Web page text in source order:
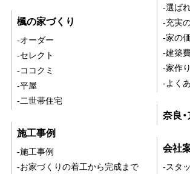
楓の家づくり
-オーダー
-セレクト
-ココクミ
-平屋
-二世帯住宅
施工事例
-施工事例
-お家づくりの着工から完成まで
-選ば
-充実
-家の
-建築
-家作
-よく
奈良
会社
-スタ